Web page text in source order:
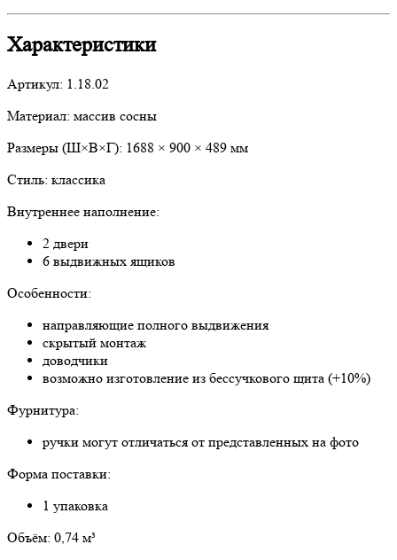
Характеристики
Артикул: 1.18.02
Материал: массив сосны
Размеры (Ш×В×Г): 1688 × 900 × 489 мм
Стиль: классика
Внутреннее наполнение:
2 двери
6 выдвижных ящиков
Особенности:
направляющие полного выдвижения
скрытый монтаж
доводчики
возможно изготовление из бессучкового щита (+10%)
Фурнитура:
ручки могут отличаться от представленных на фото
Форма поставки:
1 упаковка
Объём: 0,74 м³